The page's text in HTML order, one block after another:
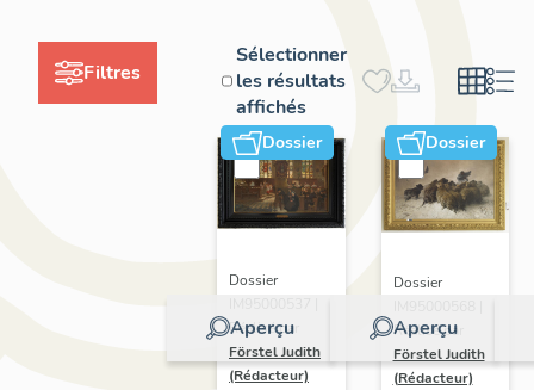
Filtres
Sélectionner
les résultats
affichés
Dossier
Aperçu
Dossier
Réalisé par
Förstel Judith
(Rédacteur)
Dossier
Aperçu
Dossier
Réalisé par
Förstel Judith
(Rédacteur)